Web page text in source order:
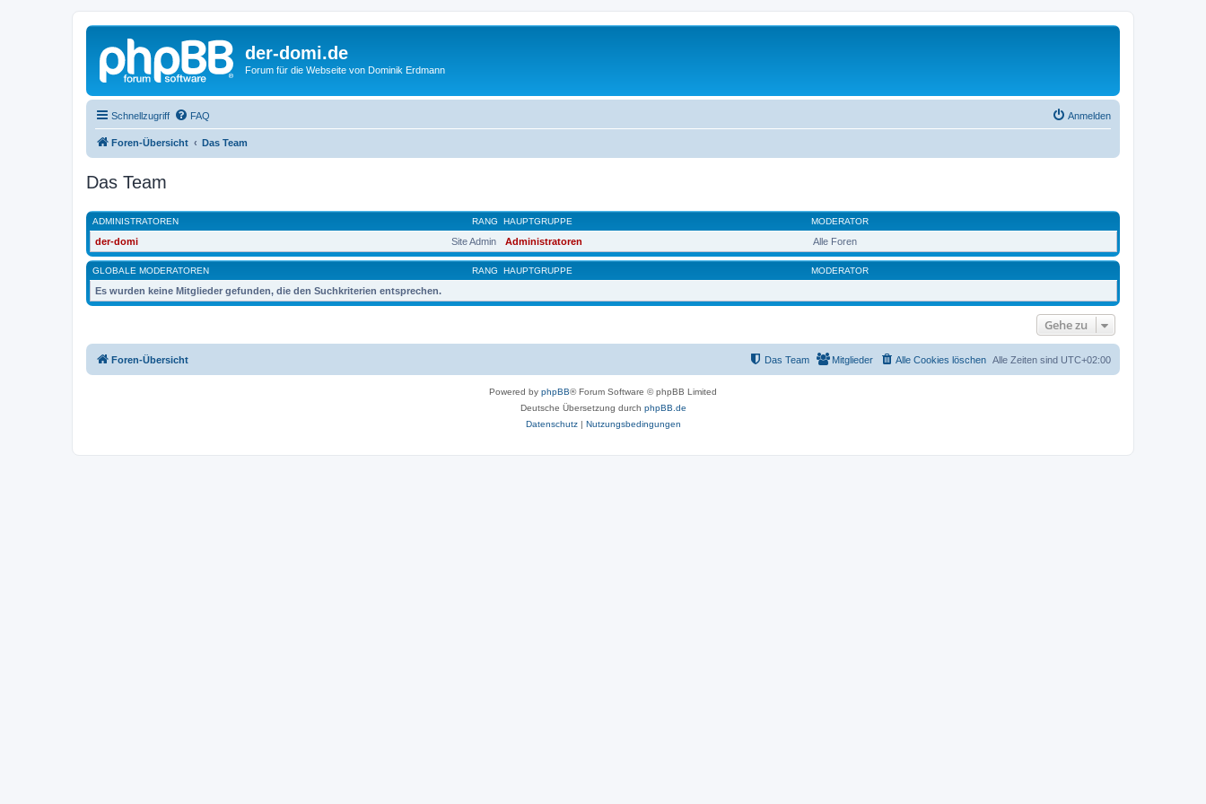
der-domi.de
Forum für die Webseite von Dominik Erdmann
Schnellzugriff FAQ Anmelden
Foren-Übersicht Das Team
Das Team
RANG
ADMINISTRATOREN HAUPTGRUPPE MODERATOR
Site Admin
der-domi Administratoren Alle Foren
RANG
GLOBALE MODERATOREN HAUPTGRUPPE MODERATOR
Es wurden keine Mitglieder gefunden, die den Suchkriterien entsprechen.
Gehe zu
Foren-Übersicht Alle Zeiten sind UTC+02:00
Alle Cookies löschen
Mitglieder
Das Team
Powered by phpBB® Forum Software © phpBB Limited
Deutsche Übersetzung durch phpBB.de
Datenschutz| Nutzungsbedingungen